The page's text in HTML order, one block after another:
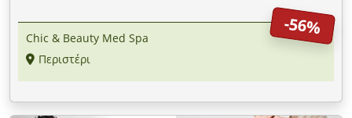
-56%
Chic & Beauty Med Spa
Περιστέρι